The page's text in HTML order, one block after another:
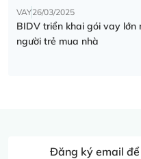
VAY26/03/2025
BIDV triển khai gói vay
người trẻ mua nhà
Đăng ký email